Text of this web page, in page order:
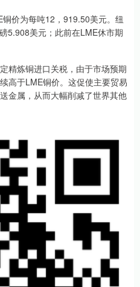
价为每吨12，919.50美元。纽
5.908美元；此前在LME休市期
炼铜进口关税，由于市场预期
高于LME铜价。这促使主要贸易
金属，从而大幅削减了世界其他